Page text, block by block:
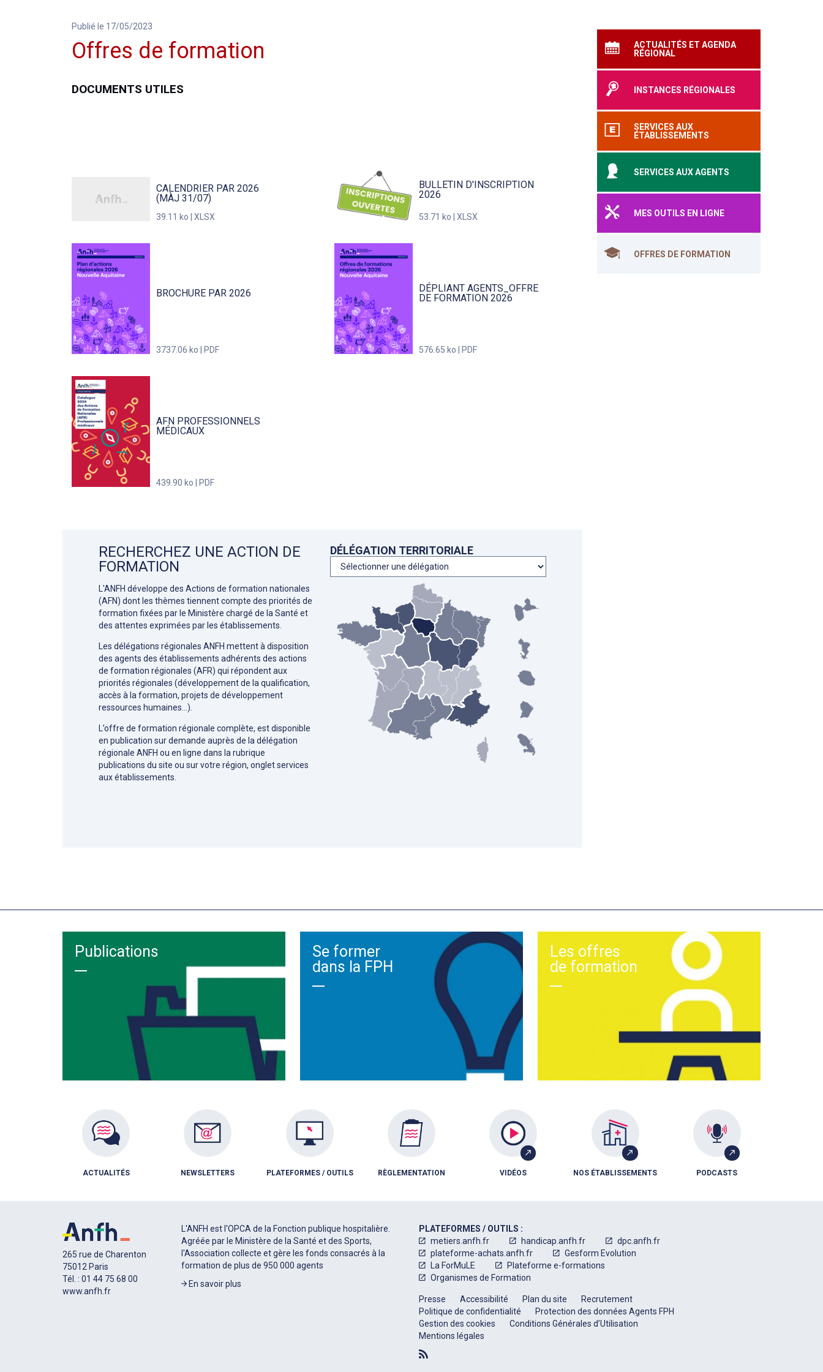
ACTUALITÉS ET AGENDA
RÉGIONAL
INSTANCES RÉGIONALES
SERVICES AUX
ÉTABLISSEMENTS
SERVICES AUX AGENTS
MES OUTILS EN LIGNE
OFFRES DE FORMATION
Publié le 17/05/2023
Offres de formation
DOCUMENTS UTILES
CALENDRIER PAR 2026
(MÀJ 31/07)
39.11 ko | XLSX
BULLETIN D'INSCRIPTION
2026
53.71 ko | XLSX
BROCHURE PAR 2026
3737.06 ko | PDF
DÉPLIANT AGENTS_OFFRE
DE FORMATION 2026
576.65 ko | PDF
AFN PROFESSIONNELS
MÉDICAUX
439.90 ko | PDF
RECHERCHEZ UNE ACTION DE
FORMATION
L'ANFH développe des Actions de formation nationales
(AFN) dont les thèmes tiennent compte des priorités de
formation fixées par le Ministère chargé de la Santé et
des attentes exprimées par les établissements.
Les délégations régionales ANFH mettent à disposition
des agents des établissements adhérents des actions
de formation régionales (AFR) qui répondent aux
priorités régionales (développement de la qualification,
accès à la formation, projets de développement
ressources humaines…).
L’offre de formation régionale complète, est disponible
en publication sur demande auprès de la délégation
régionale ANFH ou en ligne dans la rubrique
publications du site ou sur votre région, onglet services
aux établissements.
DÉLÉGATION TERRITORIALE
Publications
Se former
dans la FPH
Les offres
de formation
ACTUALITÉS NEWSLETTERS PLATEFORMES / OUTILS RÈGLEMENTATION VIDÉOS NOS ÉTABLISSEMENTS PODCASTS
265 rue de Charenton
75012 Paris
Tél. : 01 44 75 68 00
www.anfh.fr
L'ANFH est l'OPCA de la Fonction publique hospitalière.
Agréée par le Ministère de la Santé et des Sports,
l'Association collecte et gère les fonds consacrés à la
formation de plus de 950 000 agents
En savoir plus
PLATEFORMES / OUTILS :
metiers.anfh.fr
handicap.anfh.fr
dpc.anfh.fr
plateforme-achats.anfh.fr
Gesform Evolution
La ForMuLE
Plateforme e-formations
Organismes de Formation
Presse Accessibilité Plan du site
Recrutement
Politique de confidentialité
Protection des données Agents FPH
Gestion des cookies
Conditions Générales d’Utilisation
Mentions légales